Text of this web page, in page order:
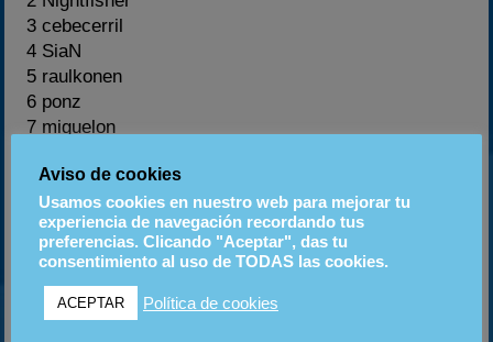
3 cebecerril
4 SiaN
5 raulkonen
6 ponz
7 miguelon
9 GONSI
10 UN RUMANO
11 AmigoLobo
12 LM
14 Jony83
Aviso de cookies
Usamos cookies en nuestro web para mejorar tu
experiencia de navegación recordando tus
preferencias. Clicando "Aceptar", das tu
consentimiento al uso de TODAS las cookies.
ACEPTAR Política de cookies